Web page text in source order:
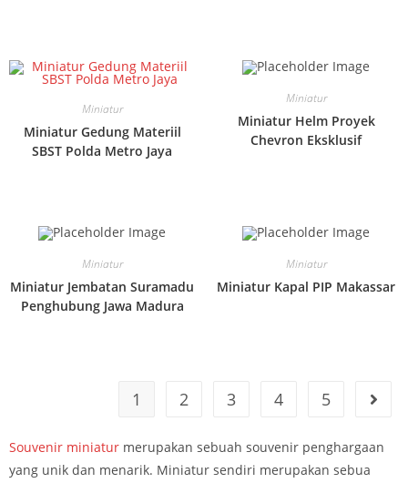
Miniatur
Miniatur Gedung Materiil
SBST Polda Metro Jaya
Miniatur
Miniatur Helm Proyek
Chevron Eksklusif
Miniatur
Miniatur Jembatan Suramadu
Penghubung Jawa Madura
Miniatur
Miniatur Kapal PIP Makassar
1 2 3 4 5
Souvenir miniatur merupakan sebuah souvenir penghargaan
yang unik dan menarik. Miniatur sendiri merupakan sebua